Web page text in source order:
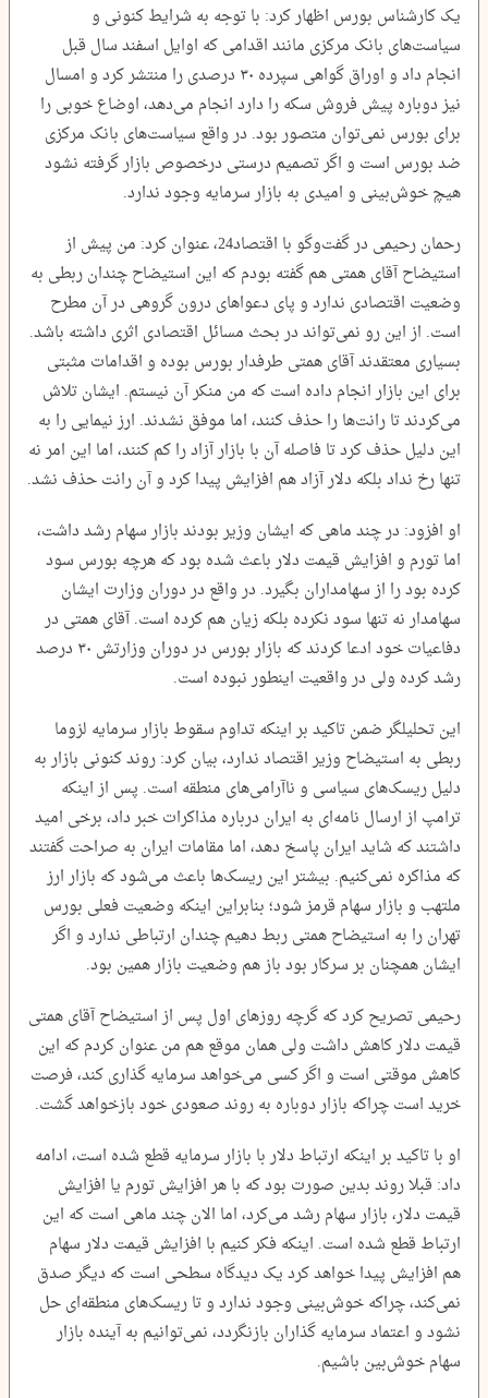
یک کارشناس بورس اظهار کرد: با توجه به شرایط کنونی و
سیاست‌های بانک مرکزی مانند اقدامی که اوایل اسفند سال قبل
انجام داد و اوراق گواهی سپرده ۳۰ درصدی را منتشر کرد و امسال
نیز دوباره پیش فروش سکه را دارد انجام می‌دهد، اوضاع خوبی را
برای بورس نمی‌توان متصور بود. در واقع سیاست‌های بانک مرکزی
ضد بورس است و اگر تصمیم درستی درخصوص بازار گرفته نشود
هیچ خوش‌بینی و امیدی به بازار سرمایه وجود ندارد.
رحمان رحیمی در گفت‌وگو با اقتصاد24، عنوان کرد: من پیش از
استیضاح آقای همتی هم گفته بودم که این استیضاح چندان ربطی به
وضعیت اقتصادی ندارد و پای دعوا‌های درون گروهی در آن مطرح
است. از این رو نمی‌تواند در بحث مسائل اقتصادی اثری داشته باشد.
بسیاری معتقدند آقای همتی طرفدار بورس بوده و اقدامات مثبتی
برای این بازار انجام داده است که من منکر آن نیستم. ایشان تلاش
می‌کردند تا رانت‌ها را حذف کنند، اما موفق نشدند. ارز نیمایی را به
این دلیل حذف کرد تا فاصله آن با بازار آزاد را کم کنند، اما این امر نه
تنها رخ نداد بلکه دلار آزاد هم افزایش پیدا کرد و آن رانت حذف نشد.
او افزود: در چند ماهی که ایشان وزیر بودند بازار سهام رشد داشت،
اما تورم و افزایش قیمت دلار باعث شده بود که هرچه بورس سود
کرده بود را از سهامداران بگیرد. در واقع در دوران وزارت ایشان
سهامدار نه تنها سود نکرده بلکه زیان هم کرده است. آقای همتی در
دفاعیات خود ادعا کردند که بازار بورس در دوران وزارتش ۳۰ درصد
رشد کرده ولی در واقعیت اینطور نبوده است.
این تحلیلگر ضمن تاکید بر اینکه تداوم سقوط بازار سرمایه لزوما
ربطی به استیضاح وزیر اقتصاد ندارد، بیان کرد: روند کنونی بازار به
دلیل ریسک‌های سیاسی و ناآرامی‌های منطقه است. پس از اینکه
ترامپ از ارسال نامه‌ای به ایران درباره مذاکرات خبر داد، برخی امید
داشتند که شاید ایران پاسخ دهد، اما مقامات ایران به صراحت گفتند
که مذاکره نمی‌کنیم. بیشتر این ریسک‌ها باعث می‌شود که بازار ارز
ملتهب و بازار سهام قرمز شود؛ بنابراین اینکه وضعیت فعلی بورس
تهران را به استیضاح همتی ربط دهیم چندان ارتباطی ندارد و اگر
ایشان همچنان بر سرکار بود باز هم وضعیت بازار همین بود.
رحیمی تصریح کرد که گرچه روز‌های اول پس از استیضاح آقای همتی
قیمت دلار کاهش داشت ولی همان موقع هم من عنوان کردم که این
کاهش موقتی است و اگر کسی می‌خواهد سرمایه گذاری کند، فرصت
خرید است چراکه بازار دوباره به روند صعودی خود بازخواهد گشت.
او با تاکید بر اینکه ارتباط دلار با بازار سرمایه قطع شده است، ادامه
داد: قبلا روند بدین صورت بود که با هر افزایش تورم یا افزایش
قیمت دلار، بازار سهام رشد می‌کرد، اما الان چند ماهی است که این
ارتباط قطع شده است. اینکه فکر کنیم با افزایش قیمت دلار سهام
هم افزایش پیدا خواهد کرد یک دیدگاه سطحی است که دیگر صدق
نمی‌کند، چراکه خوش‌بینی وجود ندارد و تا ریسک‌های منطقه‌ای حل
نشود و اعتماد سرمایه گذاران بازنگردد، نمی‌توانیم به آینده بازار
سهام خوش‌بین باشیم.